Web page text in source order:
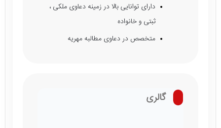
دارای توانایی بالا در زمینه دعاوی ملکی ،
ثبتی و خانواده
متخصص در دعاوی مطالبه مهریه
گالری